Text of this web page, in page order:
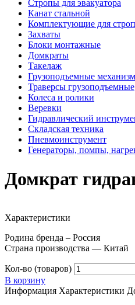
Стропы для эвакуатора
Канат стальной
Комплектующие для
Захваты
Блоки монтажные
Домкраты
Такелаж
Грузоподъемные
Траверсы грузоподъемные
Колеса и ролики
Веревки
Гидравлический
Складская техника
Пневмоинструмент
Генераторы, помпы,
Домкрат
Характеристики
Родина бренда – Россия
Страна производства — Китай
Кол-во (товаров)
В корзину
Информация Характеристики